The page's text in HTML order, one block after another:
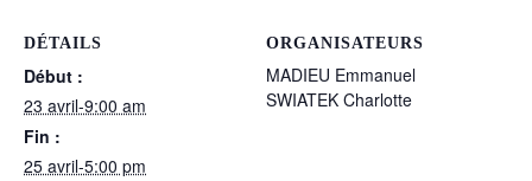
DÉTAILS
Début :
23 avril-9:00 am
Fin :
25 avril-5:00 pm
ORGANISATEURS
MADIEU Emmanuel
SWIATEK Charlotte